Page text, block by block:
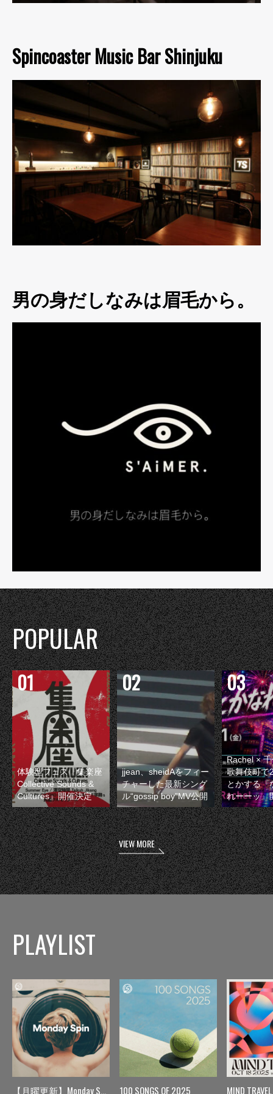
Spincoaster Music Bar Shinjuku
男の身だしなみは眉毛から。
POPULAR
体験型フェス『集楽座
Collective Sounds &
Cultures』開催決定
jjean、sheidAをフィー
チャーした最新シング
ル“gossip boy”MV公開
Rachel ×
歌舞伎町で
とかする『
れーーッ』
VIEW MORE
PLAYLIST
【月曜更新】Monday Spin 100 SONGS OF 2025 MIND TRAVEL